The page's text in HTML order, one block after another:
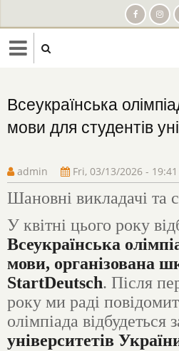
to
main
content
Всеукраїнська
мови для студентів
admin Fri, 03/13/2026 - 19:41
Шановні викладачі та
У квітні цього року
Всеукраїнська
мови, організована
StartDeutsch. Після
року ми раді
олімпіада відбудеться
університетів